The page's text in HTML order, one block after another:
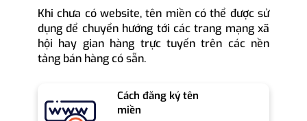
Khi chưa có website, tên miền có thể được sử
dụng để chuyển hướng tới các trang mạng xã
hội hay gian hàng trực tuyến trên các nền
tảng bán hàng có sẵn.
Cách đăng ký tên
miền